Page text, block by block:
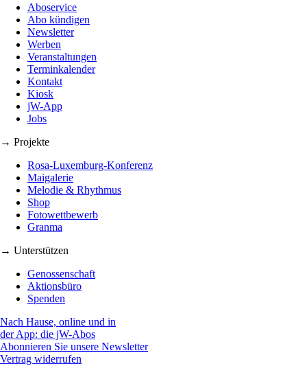
Aboservice
Abo kündigen
Newsletter
Werben
Veranstaltungen
Terminkalender
Kontakt
Kiosk
jW-App
Jobs
→ Projekte
Rosa-Luxemburg-Konferenz
Maigalerie
Melodie & Rhythmus
Shop
Fotowettbewerb
Granma
→ Unterstützen
Genossenschaft
Aktionsbüro
Spenden
Nach Hause, online und in
der App: die jW-Abos
Abonnieren Sie unsere Newsletter
Vertrag widerrufen